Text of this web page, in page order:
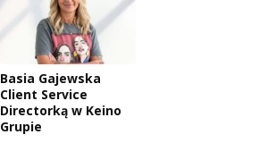
Basia Gajewska
Client Service
Directorką w Keino
Grupie